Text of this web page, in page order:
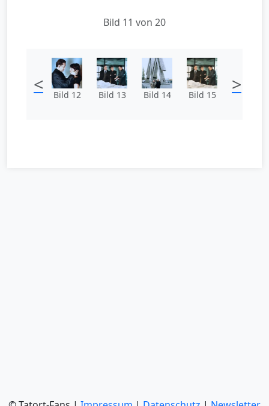
Bild 11 von 20
< Bild 12 Bild 13 Bild 14 Bild 15 >